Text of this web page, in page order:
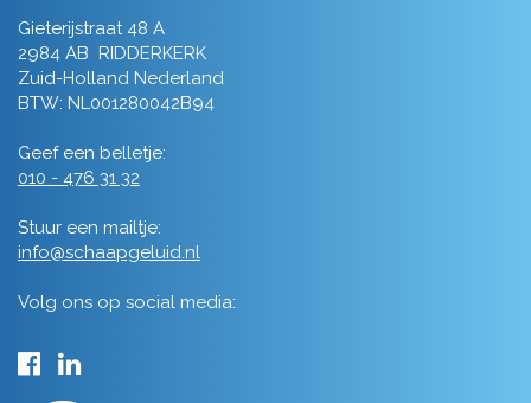
Gieterijstraat 48 A
2984 AB RIDDERKERK
Zuid-Holland Nederland
BTW: NL001280042B94
Geef een belletje:
010 - 476 31 32
Stuur een mailtje:
info@schaapgeluid.nl
Volg ons op social media: